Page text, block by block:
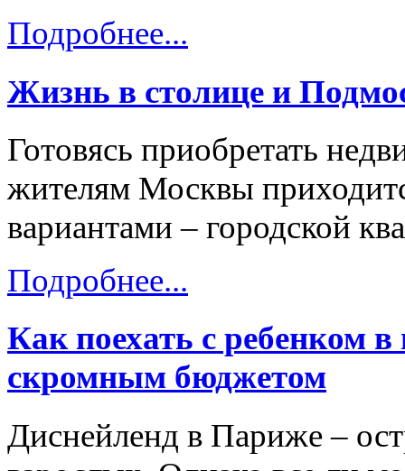
Подробнее...
Жизнь в столице и
Готовясь приобретать
жителям Москвы
вариантами – городской
Подробнее...
Как поехать с ребенком
скромным бюджетом
Диснейленд в Париже –